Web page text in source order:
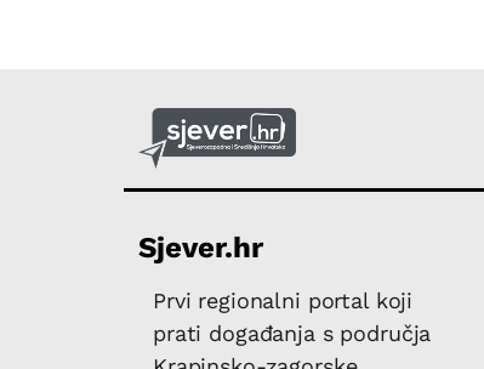
Sjever.hr
Prvi regionalni portal koji
prati događanja s područja